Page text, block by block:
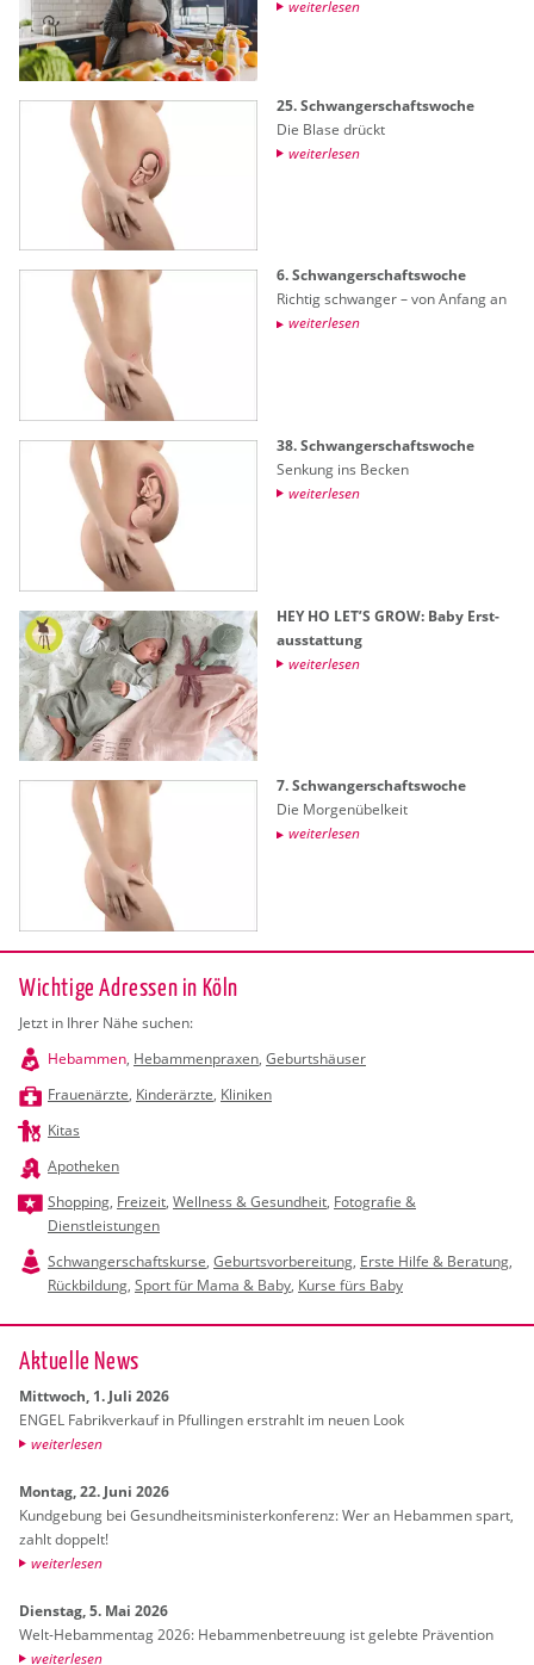
wei­ter­le­sen
25. Schwan­ger­schafts­wo­che
Die Blase drückt
wei­ter­le­sen
6. Schwan­ger­schafts­wo­che
Rich­tig schwan­ger – von An­fang an
wei­ter­le­sen
38. Schwan­ger­schafts­wo­che
Sen­kung ins Be­cken
wei­ter­le­sen
HEY HO LET’S GROW: Baby Erst­
aus­stat­tung
wei­ter­le­sen
7. Schwan­ger­schafts­wo­che
Die Mor­gen­übel­keit
wei­ter­le­sen
Wichtige Adressen in Köln
Jetzt in Ihrer Nähe suchen:
Hebammen, Hebammenpraxen, Geburtshäuser
Frauenärzte, Kinderärzte, Kliniken
Kitas
Apotheken
Shopping, Freizeit, Wellness & Gesundheit, Fotografie &
Dienstleistungen
Schwangerschaftskurse, Geburtsvorbereitung, Erste Hilfe & Beratung,
Rückbildung, Sport für Mama & Baby, Kurse fürs Baby
Ak­tu­el­le News
Mitt­woch, 1. Juli 2026
ENGEL Fa­brik­ver­kauf in Pful­lin­gen er­strahlt im neuen Look
wei­ter­le­sen
Mon­tag, 22. Juni 2026
Kund­ge­bung bei Ge­sund­heits­mi­nis­ter­kon­fe­renz: Wer an Heb­am­men spart,
zahlt dop­pelt!
wei­ter­le­sen
Diens­tag, 5. Mai 2026
Welt-Heb­am­men­tag 2026: Heb­am­men­be­treu­ung ist ge­leb­te Prä­ven­ti­on
wei­ter­le­sen